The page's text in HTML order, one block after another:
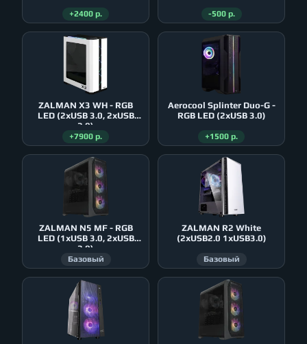
+2400 р. -500 р.
ZALMAN X3 WH - RGB
LED (2xUSB 3.0, 2xUSB
2.0)
+7900 р.
Aerocool Splinter Duo-G -
RGB LED (2xUSB 3.0)
+1500 р.
ZALMAN N5 MF - RGB
LED (1xUSB 3.0, 2xUSB
2.0)
Базовый
ZALMAN R2 White
(2xUSB2.0 1xUSB3.0)
Базовый